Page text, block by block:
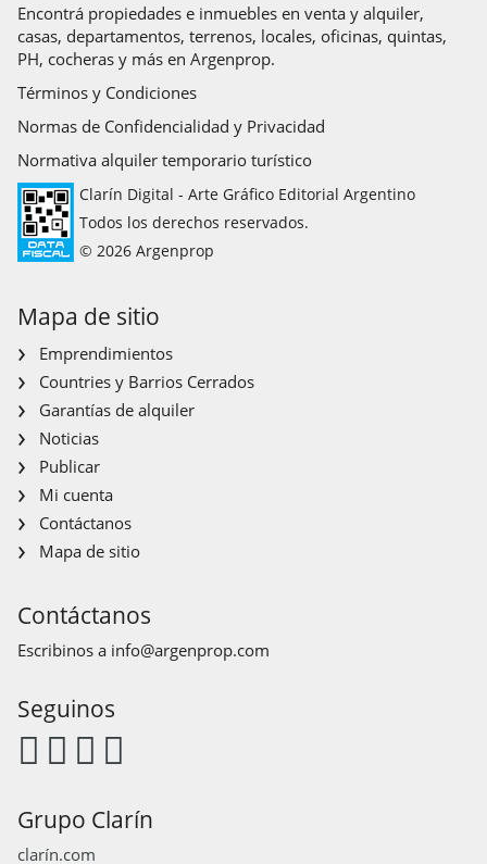
Encontrá propiedades e inmuebles en venta y alquiler,
casas, departamentos, terrenos, locales, oficinas, quintas,
PH, cocheras y más en Argenprop.
Términos y Condiciones
Normas de Confidencialidad y Privacidad
Normativa alquiler temporario turístico
Clarín Digital - Arte Gráfico Editorial Argentino
Todos los derechos reservados.
© 2026 Argenprop
Mapa de sitio
Emprendimientos
Countries y Barrios Cerrados
Garantías de alquiler
Noticias
Publicar
Mi cuenta
Contáctanos
Mapa de sitio
Contáctanos
Escribinos a info@argenprop.com
Seguinos
Grupo Clarín
clarín.com